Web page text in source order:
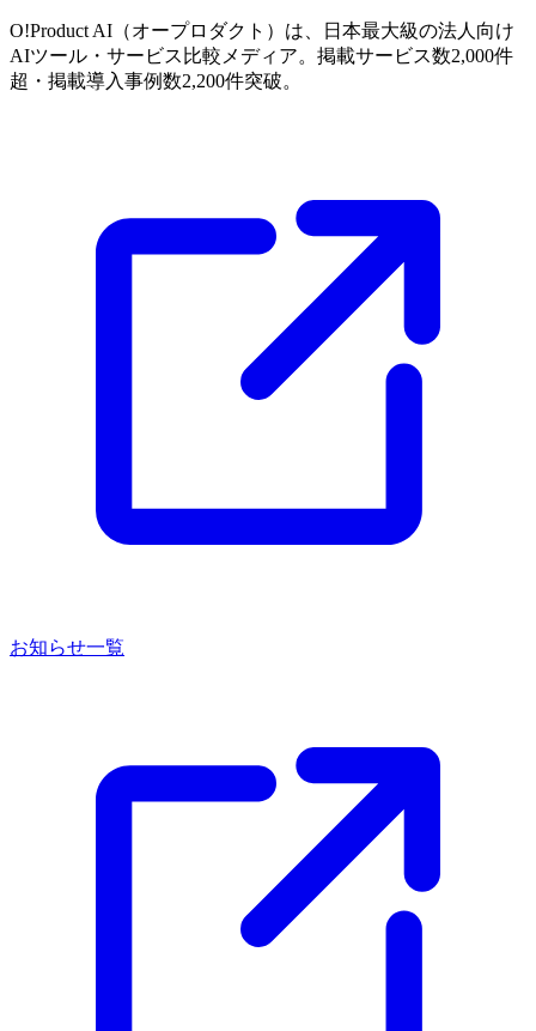
O!Product AI（オープロダクト）は、日本最大級の法人向け
AIツール・サービス比較メディア。掲載サービス数2,000件
超・掲載導入事例数2,200件突破。
お知らせ一覧